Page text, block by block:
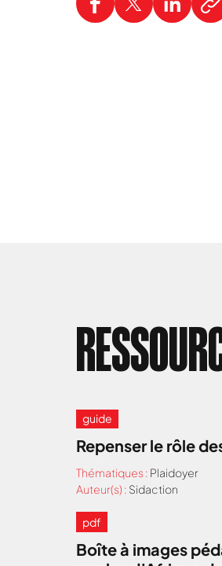
guide
Repenser le rôle
Thématiques : Plaidoyer
Auteur(s) : Sidaction
pdf
Boîte à images